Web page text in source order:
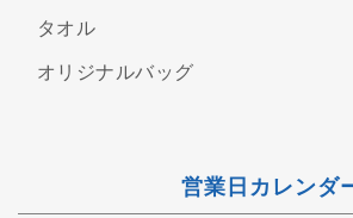
タオル
オリジナルバッグ
営業日カレンダ